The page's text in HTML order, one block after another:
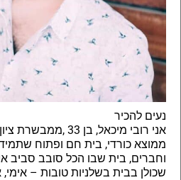
נעים להכיר
אני רובי מיכאל, בן 33
ממוצא כורדי, בית חם ופתוח
וחברים, בית שבו הכל סובב סביב
שכולן בבית בשלניות טובות – אימי,